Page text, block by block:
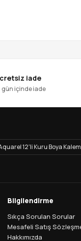
iade
gün içinde iade
12'li Kuru Boya
Bilgilendirme
Sıkça Sorulan Sorular
Mesafeli Satış
Hakkımızda